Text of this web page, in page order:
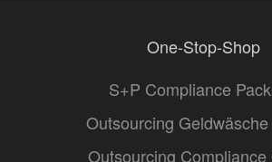
One-Stop-Shop
S+P Compliance
Outsourcing
Outsourcing Compliance